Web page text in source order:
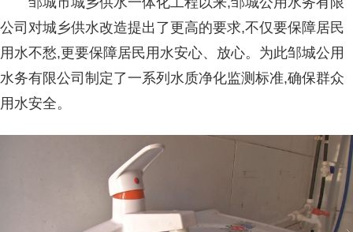
公司对城乡供水改造提出了更高的要求,不仅要保障居民
用水不愁,更要保障居民用水安心、放心。为此邹城公用
水务有限公司制定了一系列水质净化监测标准,确保群众
用水安全。